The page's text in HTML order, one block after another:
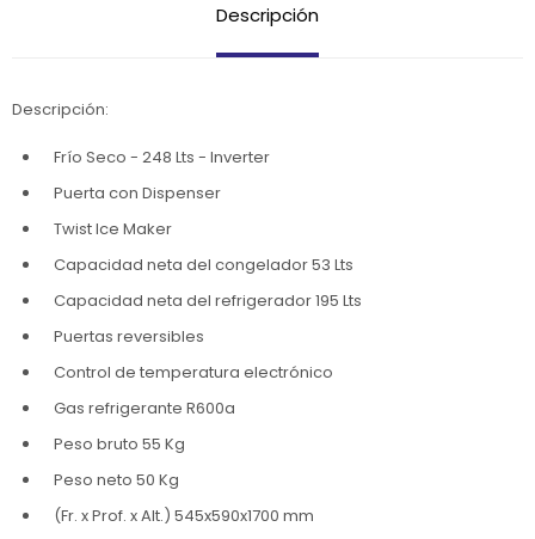
Descripción
Descripción:
Frío Seco - 248 Lts - Inverter
Puerta con Dispenser
Twist Ice Maker
Capacidad neta del congelador 53 Lts
Capacidad neta del refrigerador 195 Lts
Puertas reversibles
Control de temperatura electrónico
Gas refrigerante R600a
Peso bruto 55 Kg
Peso neto 50 Kg
(Fr. x Prof. x Alt.) 545x590x1700 mm